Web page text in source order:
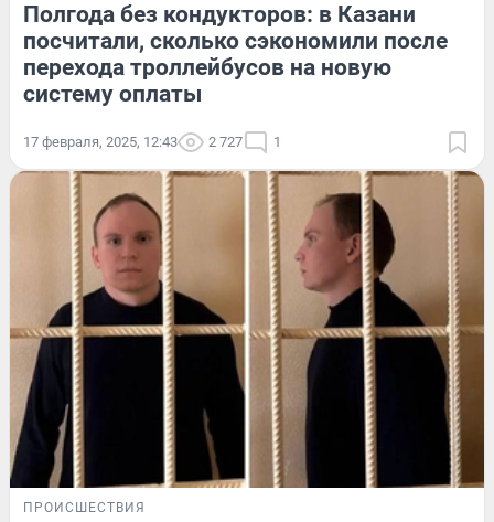
Полгода без кондукторов: в Казани
посчитали, сколько сэкономили после
перехода троллейбусов на новую
систему оплаты
17 февраля, 2025, 12:43 2 727 1
ПРОИСШЕСТВИЯ